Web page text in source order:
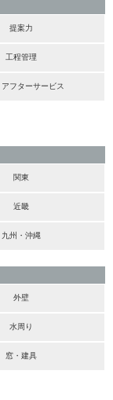
提案力
工程管理
フターサービス
関東
近畿
九州・沖縄
外壁
水周り
窓・建具